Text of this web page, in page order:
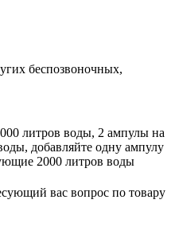
беспозвоночных,
литров воды, 2 ампулы на
добавляйте одну ампулу
2000 литров воды
вас вопрос по товару